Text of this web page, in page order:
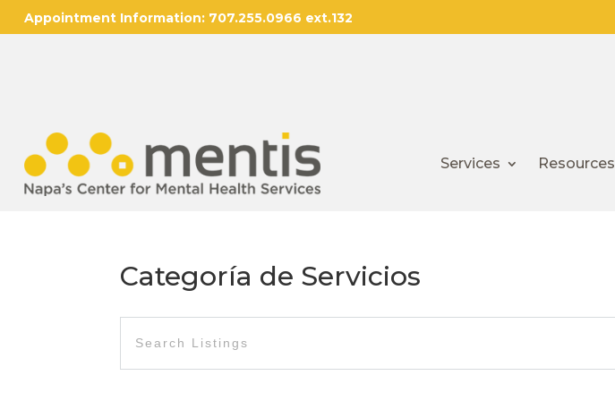
Appointment Information:707.255.0966 ext.132
Services Resources
Categoría de Servicios